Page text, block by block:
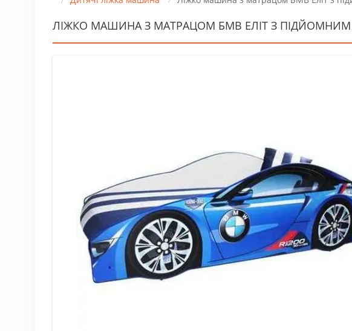
ЛІЖКО МАШИНА З МАТРАЦОМ БМВ ЕЛІТ З ПІДЙОМНИМ